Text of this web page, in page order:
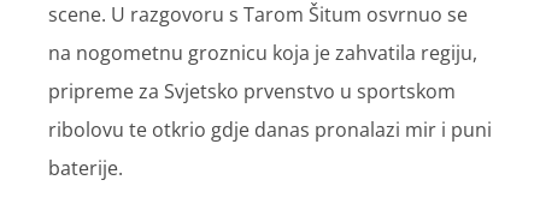
scene. U razgovoru s Tarom Šitum osvrnuo se
na nogometnu groznicu koja je zahvatila regiju,
pripreme za Svjetsko prvenstvo u sportskom
ribolovu te otkrio gdje danas pronalazi mir i puni
baterije.